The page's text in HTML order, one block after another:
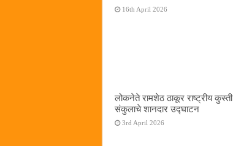
16th April 2026
लोकनेते रामशेठ ठाकूर राष्ट्रीय कुस्ती
संकुलाचे शानदार उद्घाटन
3rd April 2026